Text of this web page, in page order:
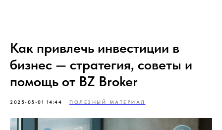
Как привлечь инвестиции в
бизнес — стратегия, советы и
помощь от BZ Broker
2025-05-01 14:44 ПОЛЕЗНЫЙ МАТЕРИАЛ